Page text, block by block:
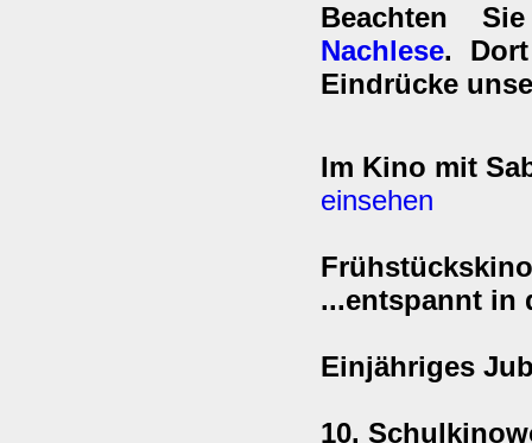
Beachten
Nachlese.
Eindrücke
Im Kino mit
einsehen
Frühstückskino
...entspannt in
Einjähriges
10.